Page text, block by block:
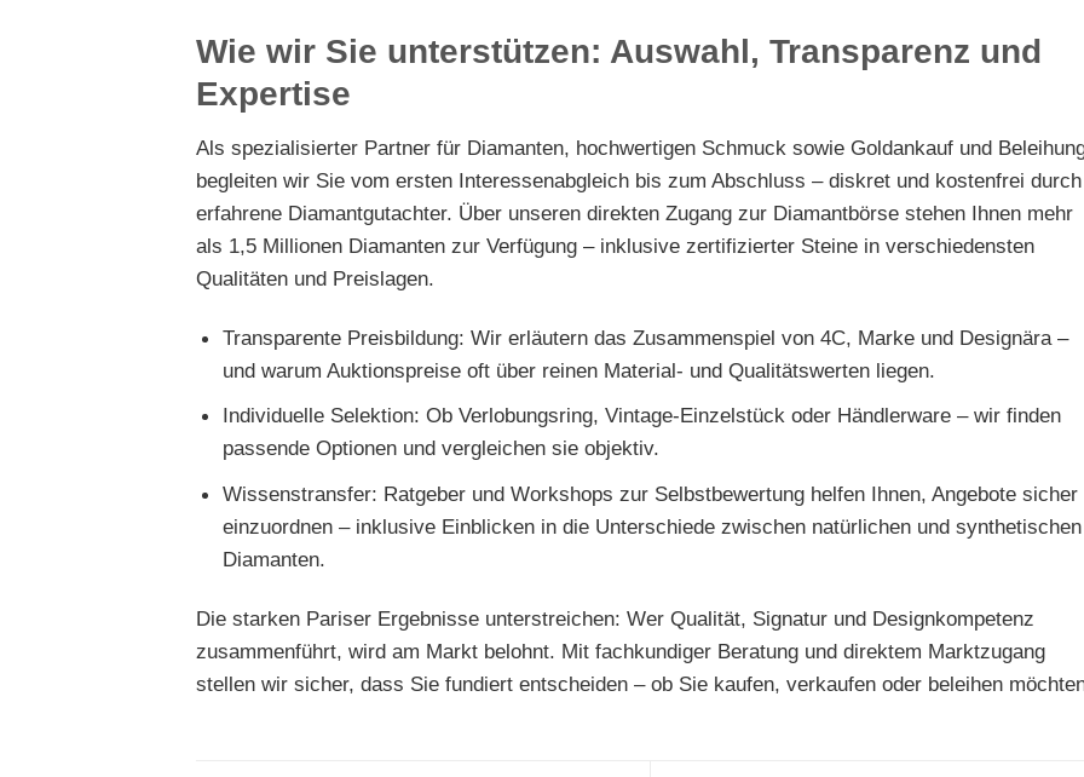
Wie wir Sie unterstützen: Auswahl, Transparenz und
Expertise
Als spezialisierter Partner für Diamanten, hochwertigen Schmuck sowie Goldankauf und
begleiten wir Sie vom ersten Interessenabgleich bis zum Abschluss – diskret und kostenfrei durch
erfahrene Diamantgutachter. Über unseren direkten Zugang zur Diamantbörse stehen Ihnen mehr
als 1,5 Millionen Diamanten zur Verfügung – inklusive zertifizierter Steine in verschiedensten
Qualitäten und Preislagen.
Transparente Preisbildung: Wir erläutern das Zusammenspiel von 4C, Marke und Designära –
und warum Auktionspreise oft über reinen Material- und Qualitätswerten liegen.
Individuelle Selektion: Ob Verlobungsring, Vintage-Einzelstück oder Händlerware – wir finden
passende Optionen und vergleichen sie objektiv.
Wissenstransfer: Ratgeber und Workshops zur Selbstbewertung helfen Ihnen, Angebote sicher
einzuordnen – inklusive Einblicken in die Unterschiede zwischen natürlichen und synthetischen
Diamanten.
Die starken Pariser Ergebnisse unterstreichen: Wer Qualität, Signatur und Designkompetenz
zusammenführt, wird am Markt belohnt. Mit fachkundiger Beratung und direktem Marktzugang
stellen wir sicher, dass Sie fundiert entscheiden – ob Sie kaufen, verkaufen oder beleihen